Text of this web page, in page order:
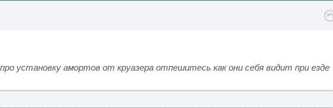
установку амортов от круазера отпешитесь как они себя видит при езде